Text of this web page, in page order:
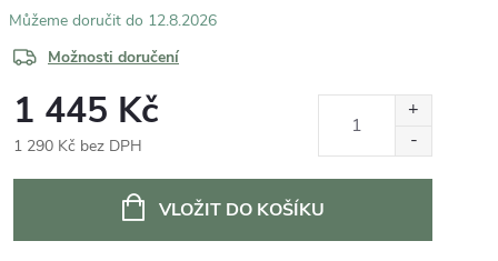
12.8.2026
Možnosti doručení
1 445 Kč
1 290 Kč bez DPH
VLOŽIT DO KOŠÍKU